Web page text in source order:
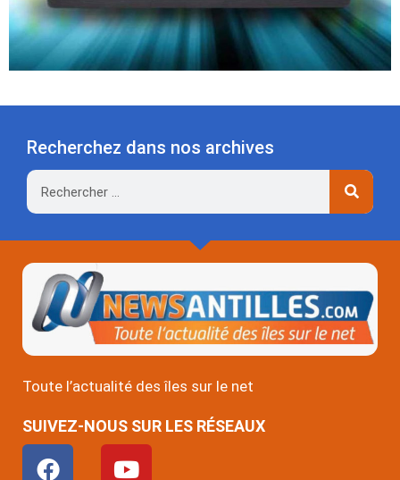
Recherchez dans nos archives
Rechercher
Toute l’actualité des îles sur le net
SUIVEZ-NOUS SUR LES RÉSEAUX
F
Y